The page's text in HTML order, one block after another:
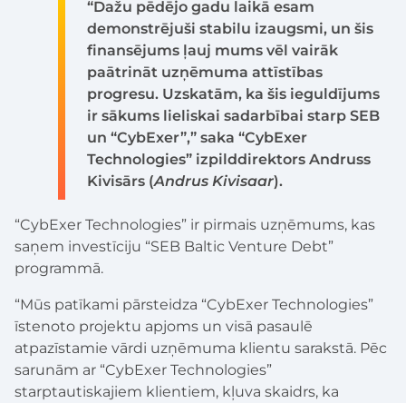
“Dažu pēdējo gadu laikā esam
demonstrējuši stabilu izaugsmi, un šis
finansējums ļauj mums vēl vairāk
paātrināt uzņēmuma attīstības
progresu. Uzskatām, ka šis ieguldījums
ir sākums lieliskai sadarbībai starp SEB
un “CybExer”,” saka “CybExer
Technologies” izpilddirektors Andruss
Kivisārs (Andrus Kivisaar).
“CybExer Technologies” ir pirmais uzņēmums, kas
saņem investīciju “SEB Baltic Venture Debt”
programmā.
“Mūs patīkami pārsteidza “CybExer Technologies”
īstenoto projektu apjoms un visā pasaulē
atpazīstamie vārdi uzņēmuma klientu sarakstā. Pēc
sarunām ar “CybExer Technologies”
starptautiskajiem klientiem, kļuva skaidrs, ka